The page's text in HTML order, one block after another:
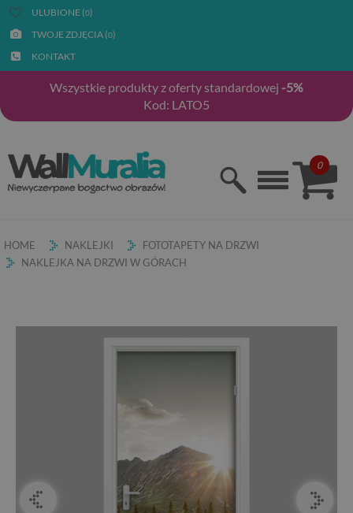
ULUBIONE (0)
TWOJE ZDJĘCIA (0)
KONTAKT
Wszystkie produkty z oferty standardowej -5%
Kod: LATO5
0
HOME NAKLEJKI
FOTOTAPETY NA DRZWI
NAKLEJKA NA DRZWI W GÓRACH